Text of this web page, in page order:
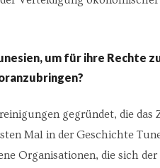
um für ihre Rechte
gegründet, die das
Mal in der Geschichte
Organisationen, die sich